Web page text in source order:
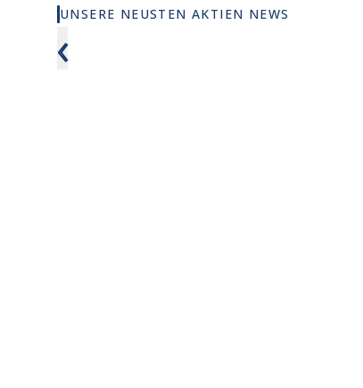
UNSERE NEUSTEN AKTIEN NEWS
X-Energy springt fast 12 Prozent und
‹